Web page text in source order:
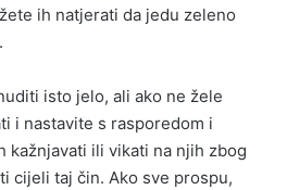
ih natjerati da jedu zeleno
isto jelo, ali ako ne žele
i nastavite s rasporedom i
kažnjavati ili vikati na njih zbog
cijeli taj čin. Ako sve prospu,